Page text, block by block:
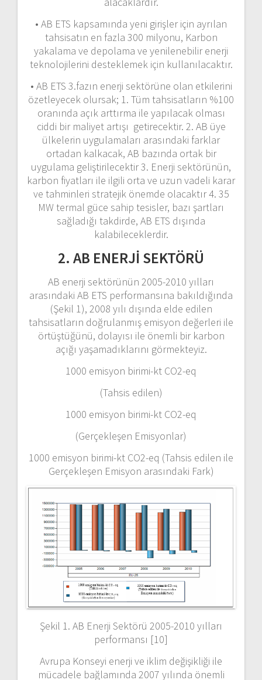
• AB ETS kapsamında yeni girişler için ayrılan
tahsisatın en fazla 300 milyonu, Karbon
yakalama ve depolama ve yenilenebilir enerji
teknolojilerini desteklemek için kullanılacaktır.
• AB ETS 3.fazın enerji sektörüne olan etkilerini
özetleyecek olursak; 1. Tüm tahsisatların %100
oranında açık arttırma ile yapılacak olması
ciddi bir maliyet artışı getirecektir. 2. AB üye
ülkelerin uygulamaları arasındaki farklar
ortadan kalkacak, AB bazında ortak bir
uygulama geliştirilecektir 3. Enerji sektörünün,
karbon fiyatları ile ilgili orta ve uzun vadeli karar
ve tahminleri stratejik önemde olacaktır 4. 35
MW termal güce sahip tesisler, bazı şartları
sağladığı takdirde, AB ETS dışında
kalabileceklerdir.
2. AB ENERJİ SEKTÖRÜ
AB enerji sektörünün 2005-2010 yılları
arasındaki AB ETS performansına bakıldığında
(Şekil 1), 2008 yılı dışında elde edilen
tahsisatların doğrulanmış emisyon değerleri ile
örtüştüğünü, dolayısı ile önemli bir karbon
açığı yaşamadıklarını görmekteyiz.
1000 emisyon birimi-kt CO2-eq
(Tahsis edilen)
1000 emisyon birimi-kt CO2-eq
(Gerçekleşen Emisyonlar)
1000 emisyon birimi-kt CO2-eq (Tahsis edilen ile
Gerçekleşen Emisyon arasındaki Fark)
Şekil 1. AB Enerji Sektörü 2005-2010 yılları
performansı [10]
Avrupa Konseyi enerji ve iklim değişikliği ile
mücadele bağlamında 2007 yılında önemli